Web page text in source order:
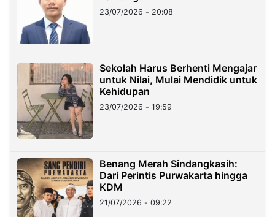
23/07/2026 - 20:08
Sekolah Harus Berhenti Mengajar
untuk Nilai, Mulai Mendidik untuk
Kehidupan
23/07/2026 - 19:59
Benang Merah Sindangkasih:
Dari Perintis Purwakarta hingga
KDM
21/07/2026 - 09:22